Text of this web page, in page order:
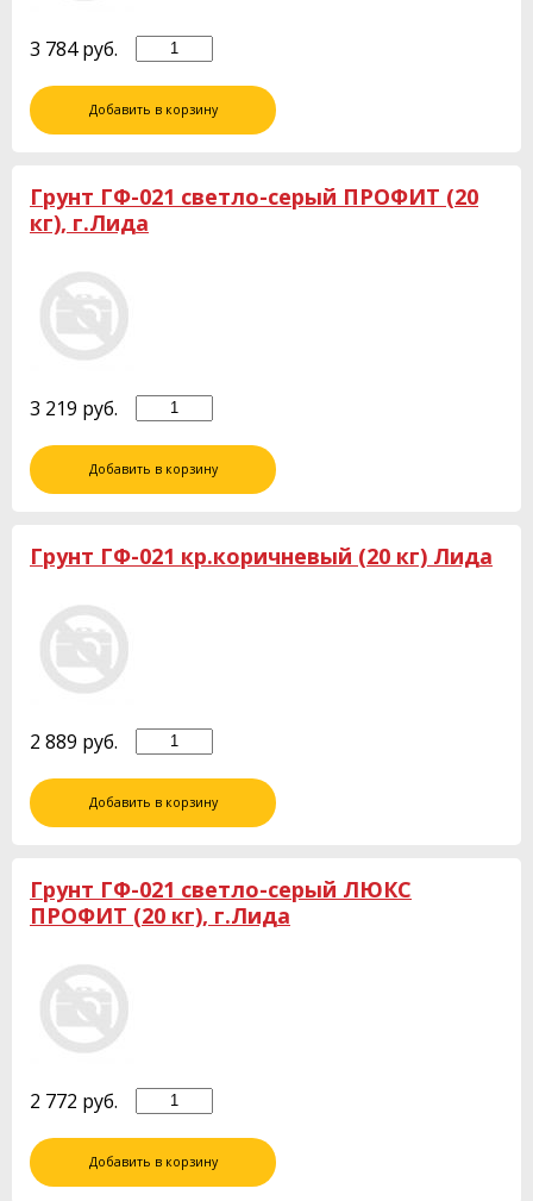
3 784руб.
Добавить в корзину
Грунт ГФ-021 светло-серый ПРОФИТ (20
кг), г.Лида
3 219 руб.
Добавить в корзину
Грунт ГФ-021 кр.коричневый (20 кг) Лида
2 889 руб.
Добавить в корзину
Грунт ГФ-021 светло-серый ЛЮКС
ПРОФИТ (20 кг), г.Лида
2 772 руб.
Добавить в корзину